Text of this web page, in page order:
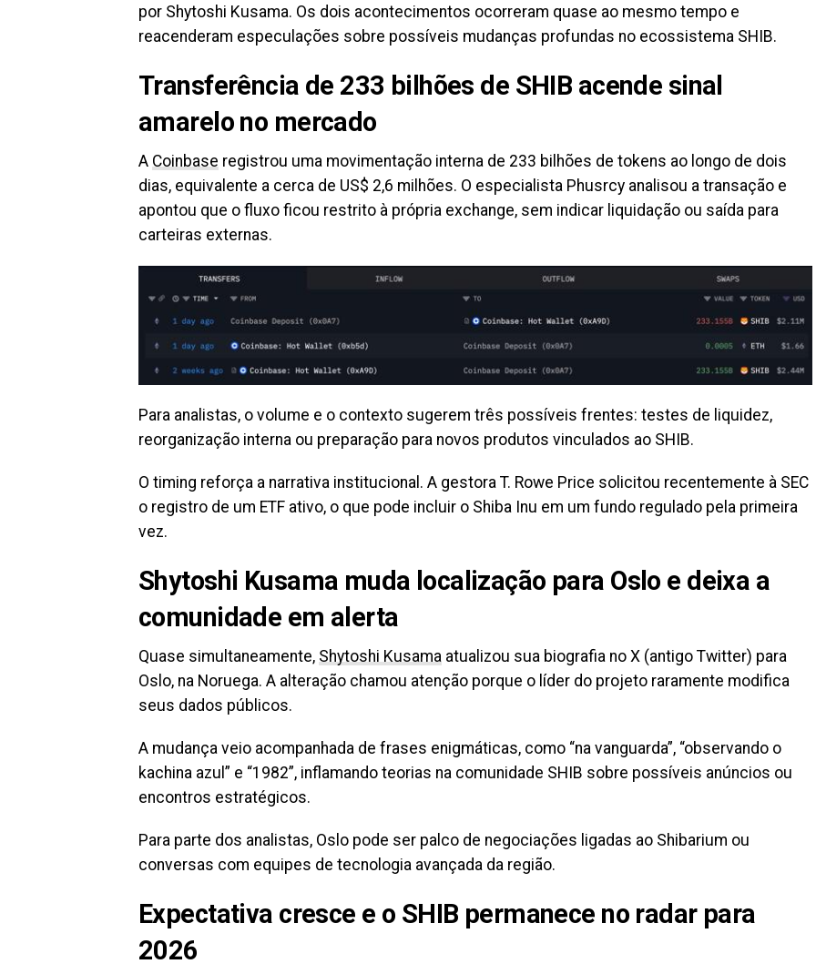
por Shytoshi Kusama. Os dois acontecimentos ocorreram quase ao mesmo tempo e
reacenderam especulações sobre possíveis mudanças profundas no ecossistema SHIB.
Transferência de 233 bilhões de SHIB acende sinal
amarelo no mercado
A Coinbase registrou uma movimentação interna de 233 bilhões de tokens ao longo de dois
dias, equivalente a cerca de US$ 2,6 milhões. O especialista Phusrcy analisou a transação e
apontou que o fluxo ficou restrito à própria exchange, sem indicar liquidação ou saída para
carteiras externas.
Para analistas, o volume e o contexto sugerem três possíveis frentes: testes de liquidez,
reorganização interna ou preparação para novos produtos vinculados ao SHIB.
O timing reforça a narrativa institucional. A gestora T. Rowe Price solicitou recentemente à SEC
o registro de um ETF ativo, o que pode incluir o Shiba Inu em um fundo regulado pela primeira
vez.
Shytoshi Kusama muda localização para Oslo e deixa a
comunidade em alerta
Quase simultaneamente, Shytoshi Kusama atualizou sua biografia no X (antigo Twitter) para
Oslo, na Noruega. A alteração chamou atenção porque o líder do projeto raramente modifica
seus dados públicos.
A mudança veio acompanhada de frases enigmáticas, como “na vanguarda”, “observando o
kachina azul” e “1982”, inflamando teorias na comunidade SHIB sobre possíveis anúncios ou
encontros estratégicos.
Para parte dos analistas, Oslo pode ser palco de negociações ligadas ao Shibarium ou
conversas com equipes de tecnologia avançada da região.
Expectativa cresce e o SHIB permanece no radar para
2026